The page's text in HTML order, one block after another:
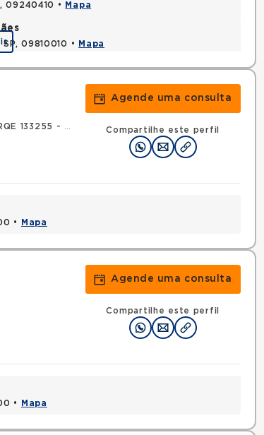
09240410 • Mapa
09810010 • Mapa
133255 - Clínica médica
Agende uma consulta
Compartilhe este perfil
• Mapa
Agende uma consulta
Compartilhe este perfil
• Mapa